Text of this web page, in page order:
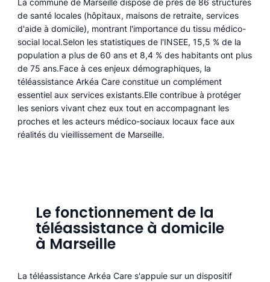
La commune de Marseille dispose de près de 86 structures
de santé locales (hôpitaux, maisons de retraite, services
d'aide à domicile), montrant l'importance du tissu médico-
social local.Selon les statistiques de l'INSEE, 15,5 % de la
population a plus de 60 ans et 8,4 % des habitants ont plus
de 75 ans.Face à ces enjeux démographiques, la
téléassistance Arkéa Care constitue un complément
essentiel aux services existants.Elle contribue à protéger
les seniors vivant chez eux tout en accompagnant les
proches et les acteurs médico-sociaux locaux face aux
réalités du vieillissement de Marseille.
Le fonctionnement de la
téléassistance à domicile
à Marseille
La téléassistance Arkéa Care s'appuie sur un dispositif